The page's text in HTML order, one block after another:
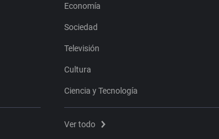
Economía
Sociedad
Televisión
Cultura
Ciencia y Tecnología
Ver todo